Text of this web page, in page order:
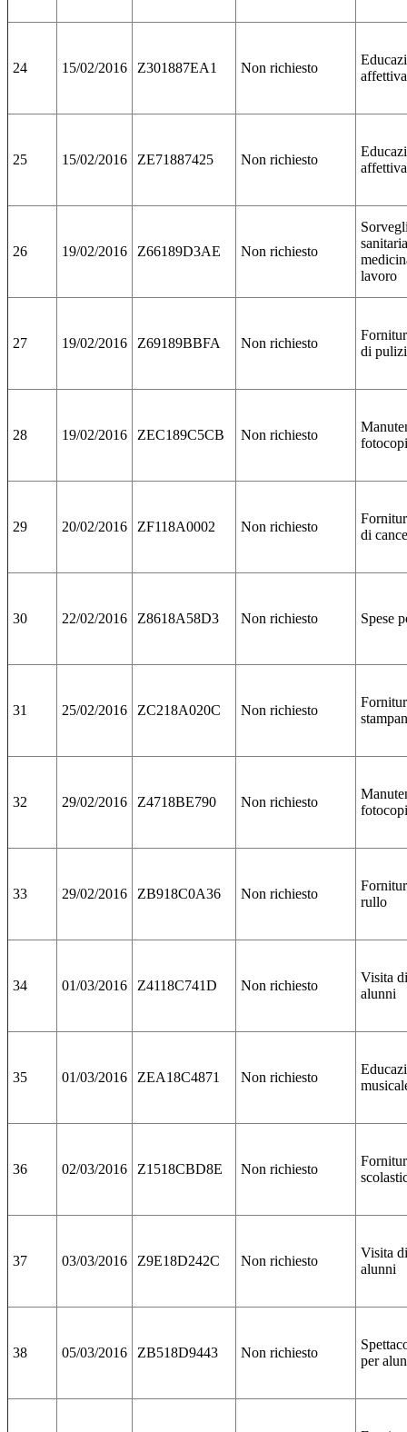
24 15/02/2016 Z301887EA1 Non richiesto
25 15/02/2016 ZE71887425 Non richiesto
26 19/02/2016 Z66189D3AE Non richiesto
lavoro
27 19/02/2016 Z69189BBFA Non richiesto
di
28 19/02/2016 ZEC189C5CB Non richiesto
29 20/02/2016 ZF118A0002 Non richiesto
di
30 22/02/2016 Z8618A58D3 Non richiesto Spese
31 25/02/2016 ZC218A020C Non richiesto
32 29/02/2016 Z4718BE790 Non richiesto
33 29/02/2016 ZB918C0A36 Non richiesto
rullo
34 01/03/2016 Z4118C741D Non richiesto
Visita
alunni
35 01/03/2016 ZEA18C4871 Non richiesto
36 02/03/2016 Z1518CBD8E Non richiesto
37 03/03/2016 Z9E18D242C Non richiesto
Visita
alunni
38 05/03/2016 ZB518D9443 Non richiesto
per